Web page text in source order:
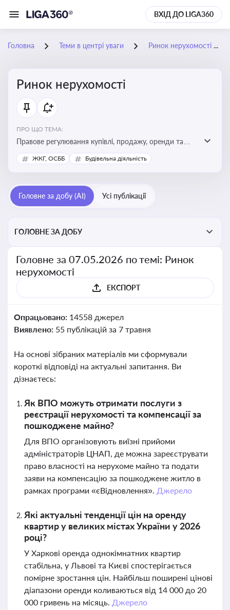
ВХІД ДО LIGA360
Головна Теми в центрі уваги Ринок нерухомості
Ринок нерухомості
ПРО ЩО ТЕМА:
Правове регулювання купівлі, продажу, оренди та
управління нерухомістю, що є ключовим для бізнесу,
інвесторів, забудовників і власників об’єктів майна
ЖКГ, ОСББ Будівельна діяльність
Головне за добу (AI) Усі публікації
ГОЛОВНЕ ЗА ДОБУ
Головне за 07.05.2026 по темі: Ринок
нерухомості
ЕКСПОРТ
Опрацьовано: 14558 джерел
Виявлено: 55 публікацій за 7 травня
На основі зібраних матеріалів ми сформували
короткі відповіді на актуальні запитання. Ви
дізнаєтесь:
Як ВПО можуть отримати послуги з
реєстрації нерухомості та компенсації за
пошкоджене майно?
Для ВПО організовують виїзні прийоми
адміністраторів ЦНАП, де можна зареєструвати
право власності на нерухоме майно та подати
заяви на компенсацію за пошкоджене житло в
рамках програми «єВідновлення». Джерело
Які актуальні тенденції цін на оренду
квартир у великих містах України у 2026
році?
У Харкові оренда однокімнатних квартир
стабільна, у Львові та Києві спостерігається
помірне зростання цін. Найбільш поширені цінові
діапазони оренди коливаються від 14 000 до 20
000 гривень на місяць. Джерело